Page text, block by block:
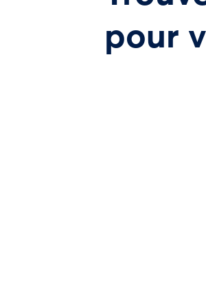
pour